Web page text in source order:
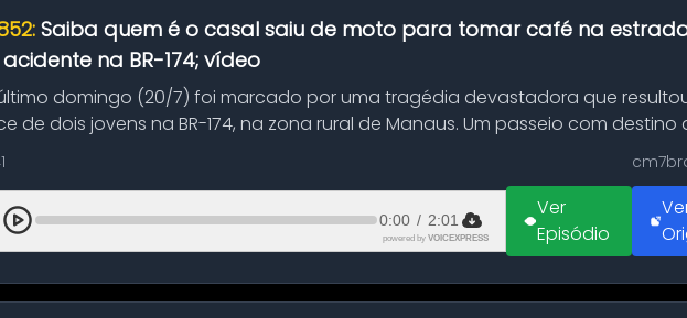
Saiba quem é o casal saiu de moto para tomar café na
na BR-174; vídeo
domingo (20/7) foi marcado por uma tragédia devastadora que
de dois jovens na BR-174, na zona rural de Manaus. Um passeio com destino
0:00 / 2:01
powered by VOICEXPRESS
Ver
Episódio